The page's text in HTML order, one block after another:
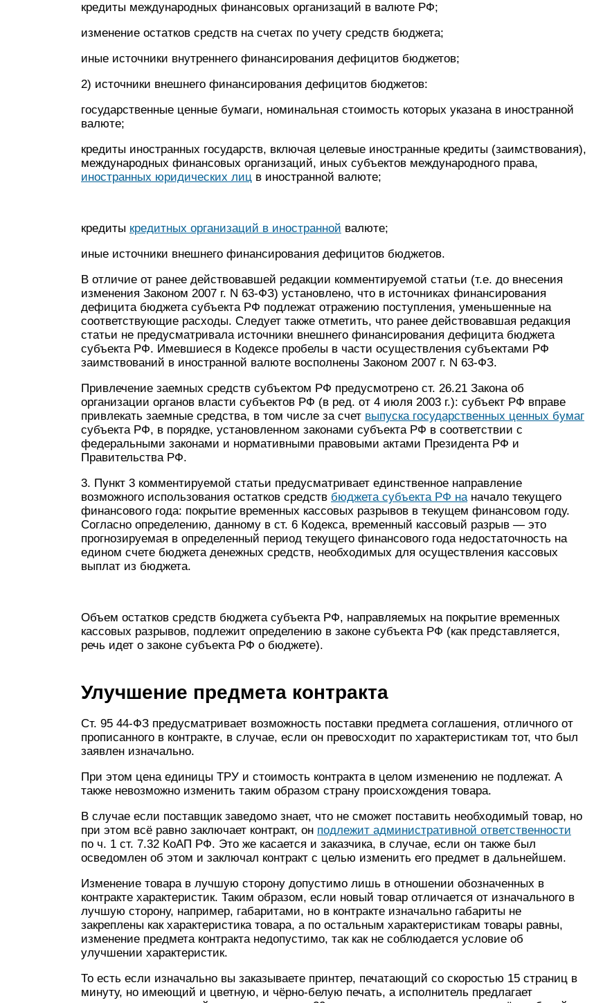
кредиты международных финансовых организаций в валюте РФ;
изменение остатков средств на счетах по учету средств бюджета;
иные источники внутреннего финансирования дефицитов бюджетов;
2) источники внешнего финансирования дефицитов бюджетов:
государственные ценные бумаги, номинальная стоимость которых указана в иностранной
валюте;
кредиты иностранных государств, включая целевые иностранные кредиты (заимствования),
международных финансовых организаций, иных субъектов международного права,
иностранных юридических лиц в иностранной валюте;
кредиты кредитных организаций в иностранной валюте;
иные источники внешнего финансирования дефицитов бюджетов.
В отличие от ранее действовавшей редакции комментируемой статьи (т.е. до внесения
изменения Законом 2007 г. N 63-ФЗ) установлено, что в источниках финансирования
дефицита бюджета субъекта РФ подлежат отражению поступления, уменьшенные на
соответствующие расходы. Следует также отметить, что ранее действовавшая редакция
статьи не предусматривала источники внешнего финансирования дефицита бюджета
субъекта РФ. Имевшиеся в Кодексе пробелы в части осуществления субъектами РФ
заимствований в иностранной валюте восполнены Законом 2007 г. N 63-ФЗ.
Привлечение заемных средств субъектом РФ предусмотрено ст. 26.21 Закона об
организации органов власти субъектов РФ (в ред. от 4 июля 2003 г.): субъект РФ вправе
привлекать заемные средства, в том числе за счет выпуска государственных ценных бумаг
субъекта РФ, в порядке, установленном законами субъекта РФ в соответствии с
федеральными законами и нормативными правовыми актами Президента РФ и
Правительства РФ.
3. Пункт 3 комментируемой статьи предусматривает единственное направление
возможного использования остатков средств бюджета субъекта РФ наначало текущего
финансового года: покрытие временных кассовых разрывов в текущем финансовом году.
Согласно определению, данному в ст. 6 Кодекса, временный кассовый разрыв — это
прогнозируемая в определенный период текущего финансового года недостаточность на
едином счете бюджета денежных средств, необходимых для осуществления кассовых
выплат из бюджета.
Объем остатков средств бюджета субъекта РФ, направляемых на покрытие временных
кассовых разрывов, подлежит определению в законе субъекта РФ (как представляется,
речь идет о законе субъекта РФ о бюджете).
Улучшение предмета контракта
Ст. 95 44-ФЗ предусматривает возможность поставки предмета соглашения, отличного от
прописанного в контракте, в случае, если он превосходит по характеристикам тот, что был
заявлен изначально.
При этом цена единицы ТРУ и стоимость контракта в целом изменению не подлежат. А
также невозможно изменить таким образом страну происхождения товара.
В случае если поставщик заведомо знает, что не сможет поставить необходимый товар, но
при этом всё равно заключает контракт, он подлежит административной ответственности
по ч. 1 ст. 7.32 КоАП РФ. Это же касается и заказчика, в случае, если он также был
осведомлен об этом и заключал контракт с целью изменить его предмет в дальнейшем.
Изменение товара в лучшую сторону допустимо лишь в отношении обозначенных в
контракте характеристик. Таким образом, если новый товар отличается от изначального в
лучшую сторону, например, габаритами, но в контракте изначально габариты не
закреплены как характеристика товара, а по остальным характеристикам товары равны,
изменение предмета контракта недопустимо, так как не соблюдается условие об
улучшении характеристик.
То есть если изначально вы заказываете принтер, печатающий со скоростью 15 страниц в
минуту, но имеющий и цветную, и чёрно-белую печать, а исполнитель предлагает